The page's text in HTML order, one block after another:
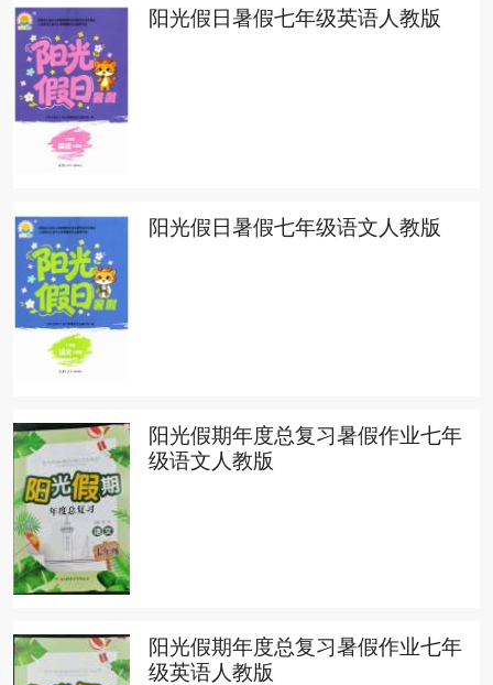
阳光假日暑假七年级英语人教版
阳光假日暑假七年级语文人教版
阳光假期年度总复习暑假作业七年
级语文人教版
阳光假期年度总复习暑假作业七年
级英语人教版